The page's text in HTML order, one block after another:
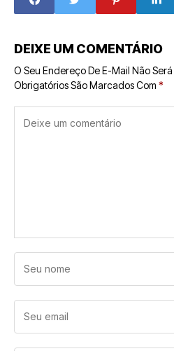
DEIXE UM COMENTÁRIO
O Seu Endereço De E-Mail Não
Obrigatórios São Marcados Com *